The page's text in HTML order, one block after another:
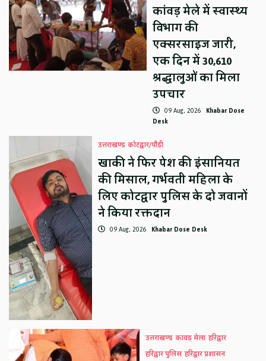
कांवड़ मेले में स्वास्थ्य
विभाग की
एक्सरसाइज जारी,
एक दिन में 30,610
श्रद्धालुओं का मिला
उपचार
09 Aug, 2026 Khabar Dose
Desk
उत्तराखण्ड कोटद्वार/पौड़ी
खाकी ने फिर पेश की इंसानियत
की मिसाल, गर्भवती महिला के
लिए कोटद्वार पुलिस के दो जवानों
ने किया रक्तदान
09 Aug, 2026 Khabar Dose Desk
उत्तराखण्ड कावड़ मेला हरिद्वार
हरिद्वार पुलिस हरिद्वार प्रशासन